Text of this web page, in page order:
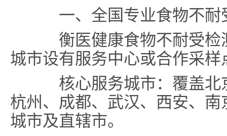
一、全国专业食物不耐
衡医健康食物不耐受检
城市设有服务中心或合作采
核心服务城市：覆盖北
杭州、成都、武汉、西安、
城市及直辖市。